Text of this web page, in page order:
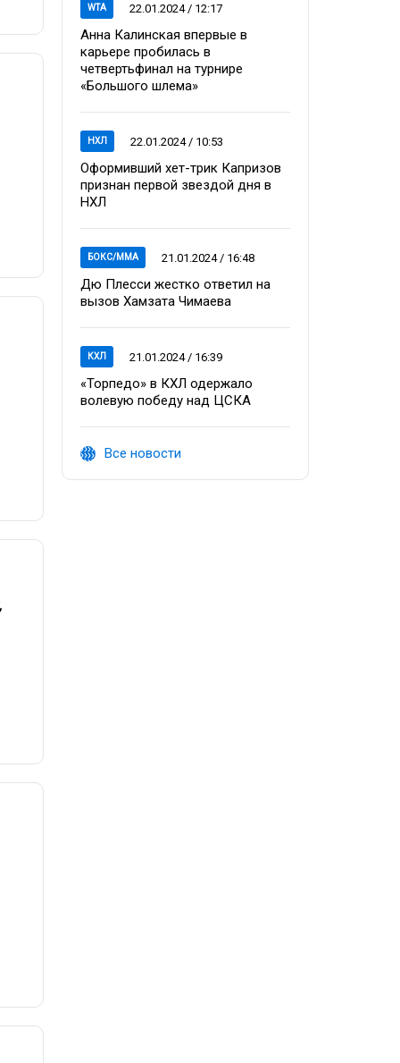
WTA 22.01.2024 / 12:17
Анна Калинская впервые в
карьере пробилась в
четвертьфинал на турнире
«Большого шлема»
НХЛ 22.01.2024 / 10:53
Оформивший хет-трик Капризов
признан первой звездой дня в
НХЛ
БОКС/ММА 21.01.2024 / 16:48
Дю Плесси жестко ответил на
вызов Хамзата Чимаева
КХЛ 21.01.2024 / 16:39
«Торпедо» в КХЛ одержало
волевую победу над ЦСКА
Все новости